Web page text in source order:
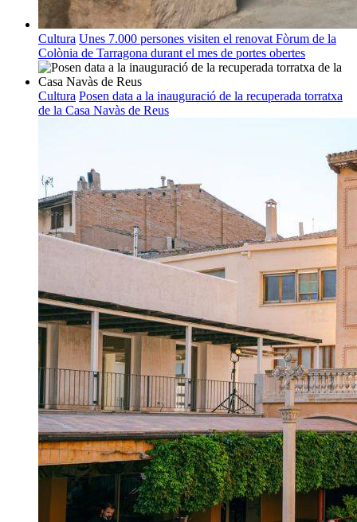
Cultura Unes 7.000 persones visiten el renovat Fòrum de la
Colònia de Tarragona durant el mes de portes obertes
Cultura Posen data a la inauguració de la recuperada torratxa
de la Casa Navàs de Reus